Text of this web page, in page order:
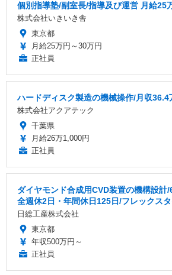
個別指導塾/副室長/指導及び運営 月給25
株式会社いきいき舎
東京都
月給25万円～30万円
正社員
ハードディスク製造の機械操作/月収
株式会社アクアテック
千葉県
月給26万1,000円
正社員
ダイヤモンド合成用CVD装置の機構設
全週休2日・年間休日125日/フレックス
日総工産株式会社
東京都
年収500万円～
正社員